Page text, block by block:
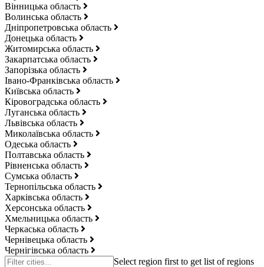
Вінницька область
Волинська область
Дніпропетровська область
Донецька область
Житомирська область
Закарпатська область
Запорізька область
Івано-Франківська область
Київська область
Кіровоградська область
Луганська область
Львівська область
Миколаївська область
Одеська область
Полтавська область
Рівненська область
Сумська область
Тернопільська область
Харківська область
Херсонська область
Хмельницька область
Черкаська область
Чернівецька область
Чернігівська область